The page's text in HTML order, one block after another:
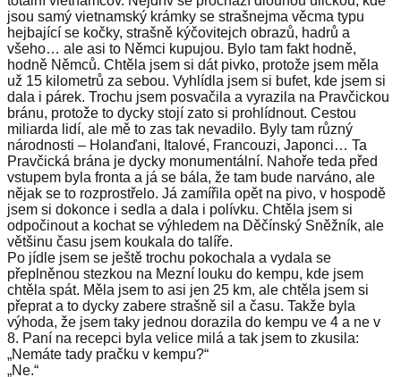
jsou samý vietnamský krámky se strašnejma věcma typu
hejbající se kočky, strašně kýčovitejch obrazů, hadrů a
všeho… ale asi to Němci kupujou. Bylo tam fakt hodně,
hodně Němců. Chtěla jsem si dát pivko, protože jsem měla
už 15 kilometrů za sebou. Vyhlídla jsem si bufet, kde jsem si
dala i párek. Trochu jsem posvačila a vyrazila na Pravčickou
bránu, protože to dycky stojí zato si prohlídnout. Cestou
miliarda lidí, ale mě to zas tak nevadilo. Byly tam různý
národnosti – Holanďani, Italové, Francouzi, Japonci… Ta
Pravčická brána je dycky monumentální. Nahoře teda před
vstupem byla fronta a já se bála, že tam bude narváno, ale
nějak se to rozprostřelo. Já zamířila opět na pivo, v hospodě
jsem si dokonce i sedla a dala i polívku. Chtěla jsem si
odpočinout a kochat se výhledem na Děčínský Sněžník, ale
většinu času jsem koukala do talíře.
Po jídle jsem se ještě trochu pokochala a vydala se
přeplněnou stezkou na Mezní louku do kempu, kde jsem
chtěla spát. Měla jsem to asi jen 25 km, ale chtěla jsem si
přeprat a to dycky zabere strašně sil a času. Takže byla
výhoda, že jsem taky jednou dorazila do kempu ve 4 a ne v
8. Paní na recepci byla velice milá a tak jsem to zkusila:
„Nemáte tady pračku v kempu?“
„Ne.“